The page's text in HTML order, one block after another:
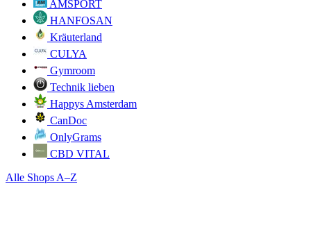
AMSPORT
HANFOSAN
Kräuterland
CULYA
Gymroom
Technik lieben
Happys Amsterdam
CanDoc
OnlyGrams
CBD VITAL
Alle Shops A–Z